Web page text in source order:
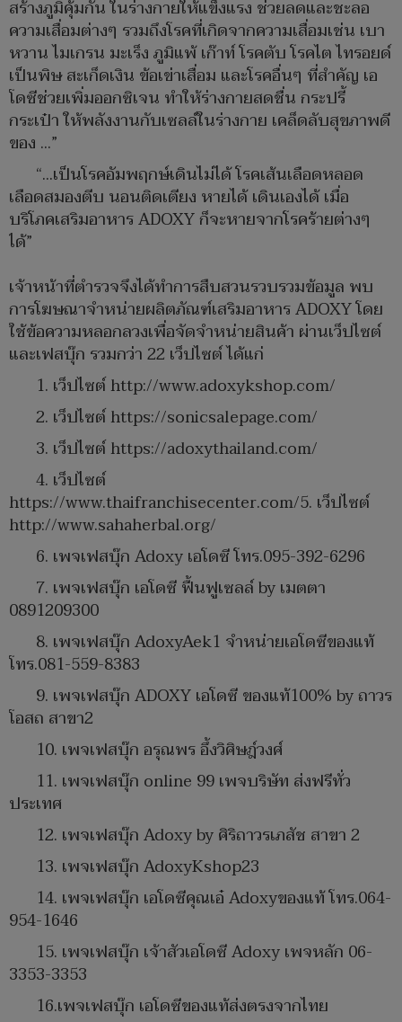
สร้างภูมิคุ้มกัน ในร่างกายให้แข็งแรง ช่วยลดและชะลอ
ความเสื่อมต่างๆ รวมถึงโรคที่เกิดจากความเสื่อมเช่น เบา
หวาน ไมเกรน มะเร็ง ภูมิแพ้ เก๊าท์ โรคตับ โรคไต ไทรอยด์
เป็นพิษ สะเก็ดเงิน ข้อเข่าเสื่อม และโรคอื่นๆ ที่สำคัญ เอ
โดซีช่วยเพิ่มออกซิเจน ทำให้ร่างกายสดชื่น กระปรี้
กระเป๋า ให้พลังงานกับเซลล์ในร่างกาย เคล็ดลับสุขภาพดี
ของ …”
“…เป็นโรคอัมพฤกษ์เดินไม่ได้ โรคเส้นเลือดหลอด
เลือดสมองตีบ นอนติดเตียง หายได้ เดินเองได้ เมื่อ
บริโภคเสริมอาหาร ADOXY ก็จะหายจากโรคร้ายต่างๆ
ได้”
เจ้าหน้าที่ตำรวจจึงได้ทำการสืบสวนรวบรวมข้อมูล พบ
การโฆษณาจำหน่ายผลิตภัณฑ์เสริมอาหาร ADOXY โดย
ใช้ข้อความหลอกลวงเพื่อจัดจำหน่ายสินค้า ผ่านเว็ปไซต์
และเฟสบุ๊ก รวมกว่า 22 เว็ปไซต์ ได้แก่
1. เว็ปไซต์ http://www.adoxykshop.com/
2. เว็ปไซต์ https://sonicsalepage.com/
3. เว็ปไซต์ https://adoxythailand.com/
4. เว็ปไซต์
https://www.thaifranchisecenter.com/5. เว็ปไซต์
http://www.sahaherbal.org/
6. เพจเฟสบุ๊ก Adoxy เอโดซี โทร.095-392-6296
7. เพจเฟสบุ๊ก เอโดซี ฟื้นฟูเซลล์ by เมตตา
0891209300
8. เพจเฟสบุ๊ก AdoxyAek1 จำหน่ายเอโดซีของแท้
โทร.081-559-8383​
9. เพจเฟสบุ๊ก ADOXY เอโดซี ของแท้100% by ถาวร
โอสถ สาขา2 ​
10. เพจเฟสบุ๊ก อรุณพร อึ้งวิศิษฎ์วงศ์
11. เพจเฟสบุ๊ก online 99 เพจบริษัท ส่งฟรีทั่ว
ประเทศ
12. เพจเฟสบุ๊ก Adoxy by ศิริถาวรเภสัช สาขา 2
13. เพจเฟสบุ๊ก AdoxyKshop23
14. เพจเฟสบุ๊ก เอโดซีคุณเอ๋ Adoxyของแท้ โทร.064-
954-1646 ​
15. เพจเฟสบุ๊ก เจ้าสัวเอโดซี Adoxy เพจหลัก 06-
3353-3353 ​
16.​เพจเฟสบุ๊ก เอโดซีของแท้ส่งตรงจากไทย